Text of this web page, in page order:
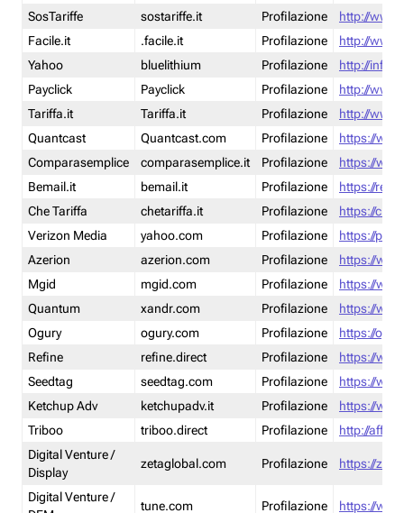
SosTariffe
sostariffe.it Profilazione
http://
Facile.it
.facile.it Profilazione
http://
Yahoo
bluelithium Profilazione
http://
Payclick
Payclick Profilazione
http://
Tariffa.it
Tariffa.it Profilazione
http://
Quantcast
Quantcast.com Profilazione
https://
Comparasemplice
comparasemplice.it Profilazione
https://
Bemail.it
bemail.it Profilazione
https://
Che Tariffa
chetariffa.it Profilazione
https://
Verizon Media
yahoo.com Profilazione
https://
Azerion
azerion.com Profilazione
https://
Mgid
mgid.com Profilazione
https://
Quantum
xandr.com Profilazione
https://
Ogury
ogury.com Profilazione
https://
Refine
refine.direct Profilazione
https://
Seedtag
seedtag.com Profilazione
https://
Ketchup Adv
ketchupadv.it Profilazione
https://
Triboo
triboo.direct Profilazione
http://
Digital Venture /
Display
zetaglobal.com Profilazione https://
Digital Venture /
tune.com Profilazione https://